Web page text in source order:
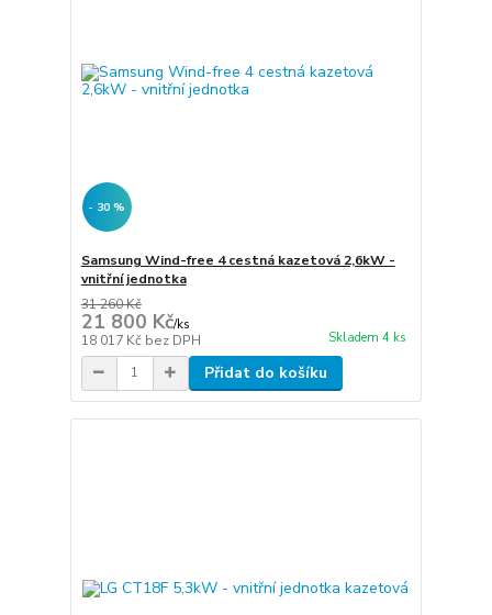
- 30 %
Samsung Wind-free 4 cestná kazetová 2,6kW -
vnitřní jednotka
31 260 Kč
21 800 Kč/ks
18 017 Kč bez DPH Skladem 4 ks
Přidat do košíku